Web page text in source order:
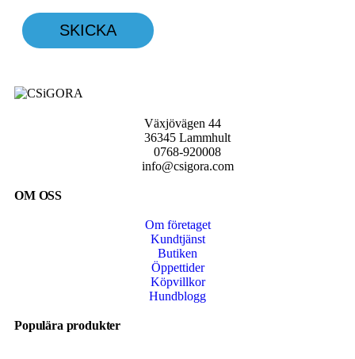
Växjövägen 44
36345 Lammhult
0768-920008
info@csigora.com
OM OSS
Om företaget
Kundtjänst
Butiken
Öppettider
Köpvillkor
Hundblogg
Populära produkter